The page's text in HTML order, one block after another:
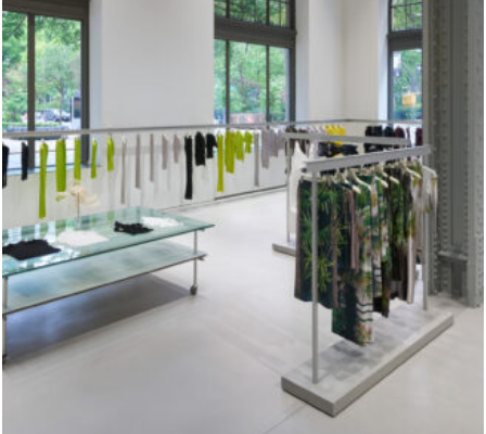
ISSEY MIYAKE AU 45 MADISON AVENUE : LE PLI COMME
PRINCIPE ARCHITECTURAL